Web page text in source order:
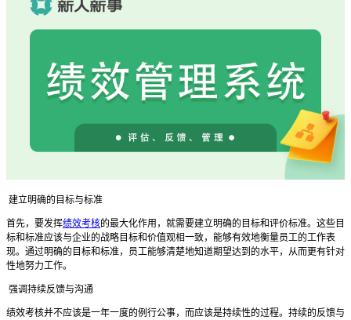
建立明确的目标与标准
首先，要发挥绩效考核的最大化作用，就需要建立明确的目标和评价标准。这些目
标和标准应该与企业的战略目标和价值观相一致，能够有效地衡量员工的工作表
现。通过明确的目标和标准，员工能够清楚地知道期望达到的水平，从而更有针对
性地努力工作。
强调持续反馈与沟通
绩效考核并不应该是一年一度的例行公事，而应该是持续性的过程。持续的反馈与